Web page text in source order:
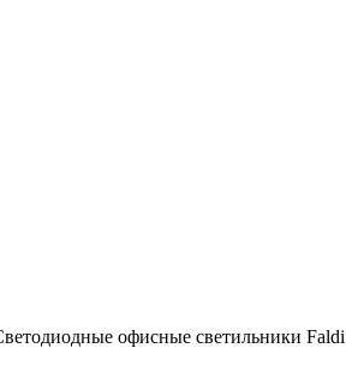
офисные светильники Faldi